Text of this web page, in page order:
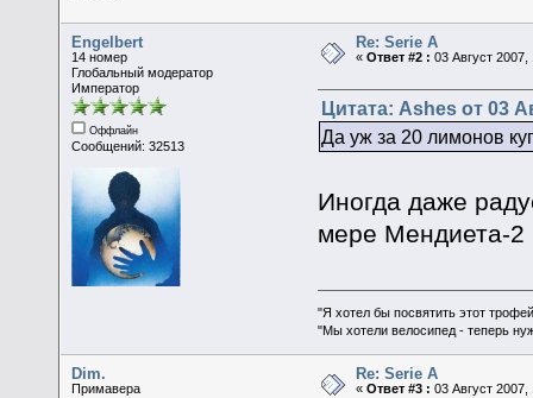
Engelbert
14 номер
Глобальный модератор
Император
Оффлайн
Сообщений: 32513
Re: Serie A
«Ответ #2 : 03 Август 2007,
Цитата: Ashes от 03
Да уж за 20 лимонов
Иногда даже
мере Мендиета-2
"Я хотел бы посвятить этот
"Мы хотели велосипед - теперь
Dim.
Примавера
Re: Serie A
«Ответ #3 : 03 Август 2007,